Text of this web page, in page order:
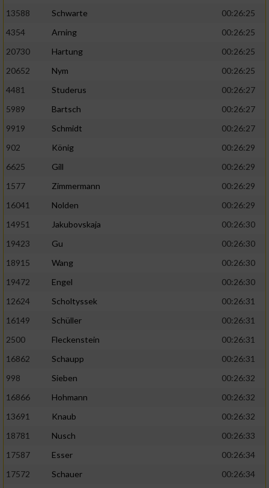
13588
Schwarte
00:26:25
4354
Arning
00:26:25
20730
Hartung
00:26:25
20652
Nym
00:26:25
4481
Studerus
00:26:27
5989
Bartsch
00:26:27
9919
Schmidt
00:26:27
902
König
00:26:29
6625
Gill
00:26:29
1577
Zimmermann
00:26:29
16041
Nolden
00:26:29
14951
Jakubovskaja
00:26:30
19423
Gu
00:26:30
18915
Wang
00:26:30
19472
Engel
00:26:30
12624
Scholtyssek
00:26:31
16149
Schüller
00:26:31
2500
Fleckenstein
00:26:31
16862
Schaupp
00:26:31
998
Sieben
00:26:32
16866
Hohmann
00:26:32
13691
Knaub
00:26:32
18781
Nusch
00:26:33
17587
Esser
00:26:34
17572
Schauer 00:26:34